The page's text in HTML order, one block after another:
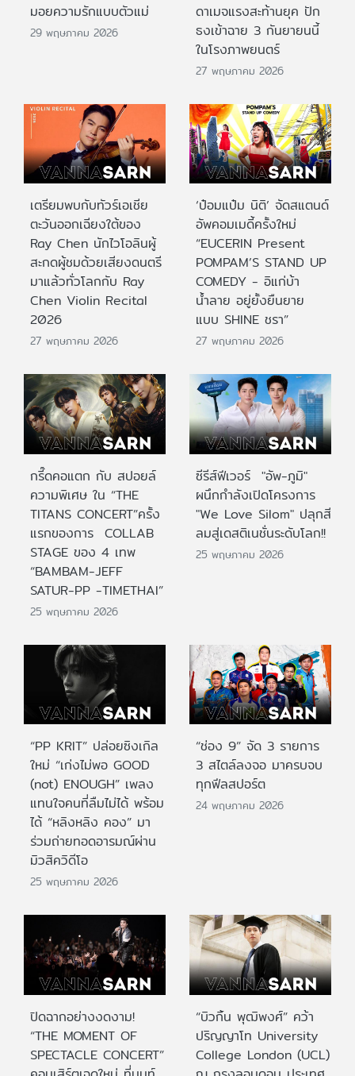
มอยความรักแบบตัวแม่
29 พฤษภาคม 2026
ดาเมจแรงสะท้านยุค ปัก
ธงเข้าฉาย 3 กันยายนนี้
ในโรงภาพยนตร์
27 พฤษภาคม 2026
เตรียมพบกับทัวร์เอเชีย
ตะวันออกเฉียงใต้ของ
Ray Chen นักไวโอลินผู้
สะกดผู้ชมด้วยเสียงดนตรี
มาแล้วทั่วโลกกับ Ray
Chen Violin Recital
2026
27 พฤษภาคม 2026
‘ป๋อมแป๋ม นิติ’ จัดสแตนด์
อัพคอมเมดี้ครั้งใหม่
“EUCERIN Present
POMPAM’S STAND UP
COMEDY - อิแก่บ้า
น้ำลาย อยู่ยั้งยืนยาย
แบบ SHINE ชรา”
27 พฤษภาคม 2026
กรี๊ดคอแตก กับ สปอยล์
ความพิเศษ ใน “THE
TITANS CONCERT”ครั้ง
แรกของการ COLLAB
STAGE ของ 4 เทพ
“BAMBAM-JEFF
SATUR-PP -TIMETHAI”
25 พฤษภาคม 2026
ซีรีส์ฟีเวอร์ "อัพ-ภูมิ"
ผนึกกำลังเปิดโครงการ
"We Love Silom" ปลุกสี
ลมสู่เดสติเนชั่นระดับโลก!!
25 พฤษภาคม 2026
“PP KRIT” ปล่อยซิงเกิล
ใหม่ “เก่งไม่พอ GOOD
(not) ENOUGH” เพลง
แทนใจคนที่ลืมไม่ได้ พร้อม
ได้ “หลิงหลิง คอง” มา
ร่วมถ่ายทอดอารมณ์ผ่าน
มิวสิควิดีโอ
25 พฤษภาคม 2026
“ช่อง 9” จัด 3 รายการ
3 สไตล์ลงจอ มาครบจบ
ทุกฟีลสปอร์ต
24 พฤษภาคม 2026
ปิดฉากอย่างงดงาม!
“THE MOMENT OF
SPECTACLE CONCERT”
“บิวกิ้น พุฒิพงศ์” คว้า
ปริญญาโท University
College London (UCL)